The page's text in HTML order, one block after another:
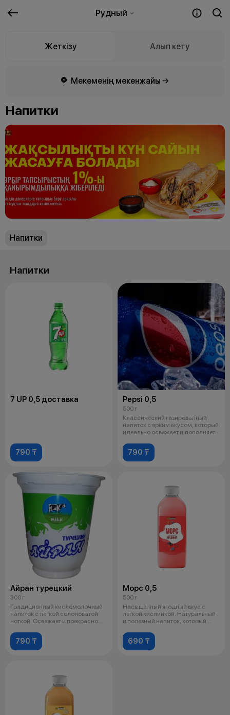
Рудный
Жеткізу Алып кету
Мекеменің мекенжайы →
Напитки
Напитки
Напитки
7 UP 0,5 доставка
790 ₸
Pepsi 0,5
500 г
Классический газированный
напиток с ярким вкусом, который
идеально освежает и дополняет
790 ₸
Айран турецкий
300 г
Традиционный кисломолочный
напиток с легкой солоноватой
ноткой. Освежает и прекрасно
790 ₸
Морс 0,5
500 г
Насыщенный ягодный вкус с
легкой кислинкой. Натуральный
и полезный напиток, который
690 ₸